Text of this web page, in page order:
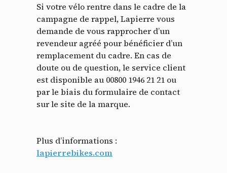
Si votre vélo rentre dans le cadre de la
campagne de rappel, Lapierre vous
demande de vous rapprocher d’un
revendeur agréé pour bénéficier d’un
remplacement du cadre. En cas de
doute ou de question, le service client
est disponible au 00800 1946 21 21 ou
par le biais du formulaire de contact
sur le site de la marque.
Plus d’informations :
lapierrebikes.com